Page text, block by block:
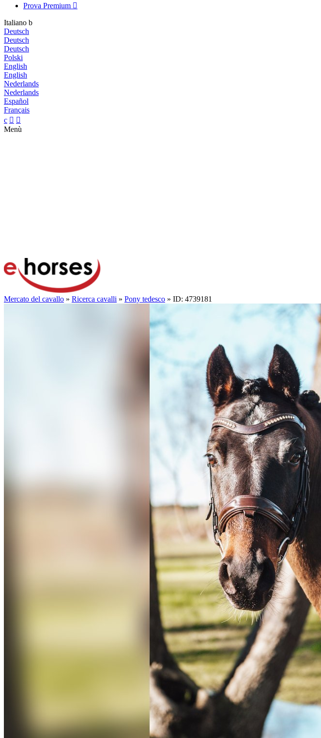
Prova Premium 
Italiano b
Deutsch
Deutsch
Deutsch
Polski
English
English
Nederlands
Nederlands
Español
Français
c  
Menù
Mercato del cavallo » Ricerca cavalli » Pony tedesco » ID: 4739181